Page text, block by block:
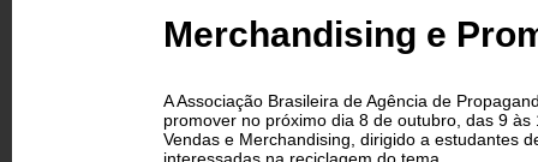
Merchandising e
A Associação Brasileira de Agência de
promover no próximo dia 8 de outubro, das 9
Vendas e Merchandising, dirigido a estudantes